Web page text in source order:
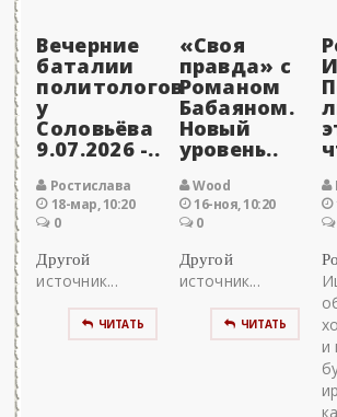
Вечерние
баталии
политологов
у
Соловьёва
9.07.2026 -..
Ростислава
18-мар, 10:20
0
Другой
источник...
ЧИТАТЬ
«Своя
правда» с
Романом
Бабаяном.
Новый
уровень..
Wood
16-ноя, 10:20
0
Другой
источник...
ЧИТАТЬ
и